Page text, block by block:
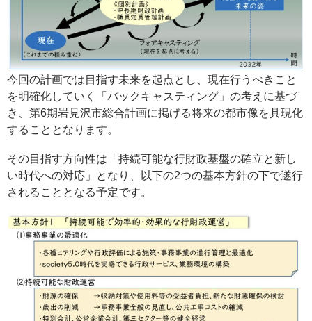
今回の計画では目指す未来を起点とし、現在行うべきこと
を明確化していく「バックキャスティング」の考えに基づ
き、第6期岩見沢市総合計画に掲げる将来の都市像を具現化
することとなります。
その目指す方向性は「持続可能な行財政基盤の確立と新し
い時代への対応」となり、以下の2つの基本方針の下で遂行
されることとなる予定です。